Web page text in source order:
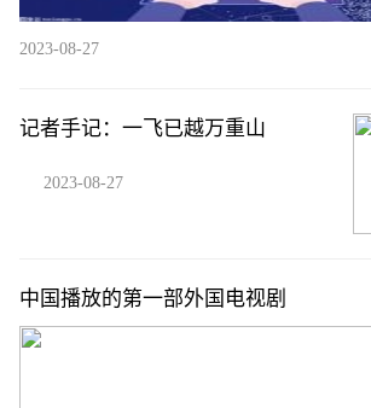
2023-08-27
记者手记：一飞已越万重山
2023-08-27
中国播放的第一部外国电视剧